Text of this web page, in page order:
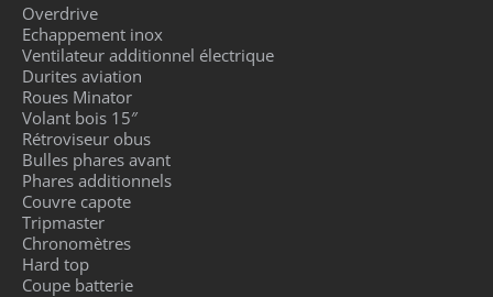
Overdrive
Echappement inox
Ventilateur additionnel électrique
Durites aviation
Roues Minator
Volant bois 15″
Rétroviseur obus
Bulles phares avant
Phares additionnels
Couvre capote
Tripmaster
Chronomètres
Hard top
Coupe batterie